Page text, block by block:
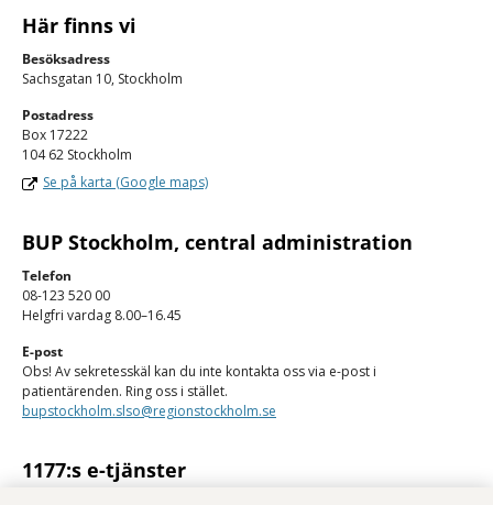
Här finns vi
Besöksadress
Sachsgatan 10, Stockholm
Postadress
Box 17222
104 62 Stockholm
Se på karta (Google maps)
BUP Stockholm, central administration
Telefon
08-123 520 00
Helgfri vardag 8.00–16.45
E-post
Obs! Av sekretesskäl kan du inte kontakta oss via e-post i
patientärenden. Ring oss i stället.
bupstockholm.slso@regionstockholm.se
1177:s e-tjänster